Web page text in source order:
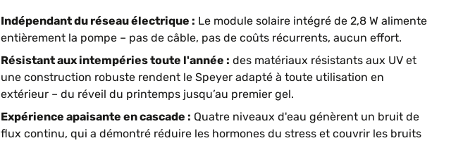
Indépendant du réseau électrique : Le module solaire intégré de 2,8 W alimente
entièrement la pompe – pas de câble, pas de coûts récurrents, aucun effort.
Résistant aux intempéries toute l'année : des matériaux résistants aux UV et
une construction robuste rendent le Speyer adapté à toute utilisation en
extérieur – du réveil du printemps jusqu’au premier gel.
Expérience apaisante en cascade : Quatre niveaux d'eau génèrent un bruit de
flux continu, qui a démontré réduire les hormones du stress et couvrir les bruits